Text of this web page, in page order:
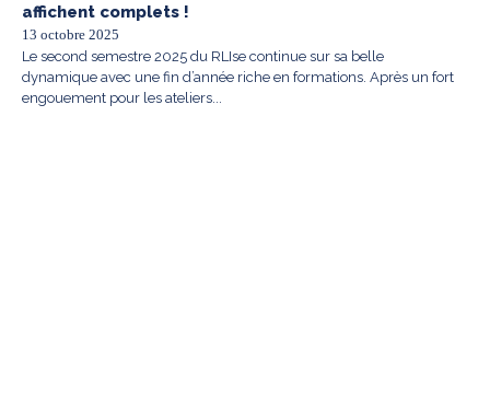
affichent complets !
13 octobre 2025
Le second semestre 2025 du RLIse continue sur sa belle
dynamique avec une fin d’année riche en formations. Après un fort
engouement pour les ateliers...